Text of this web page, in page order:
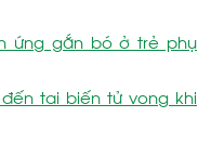
ứng gắn bó ở trẻ phụ
tai biến tử vong khi